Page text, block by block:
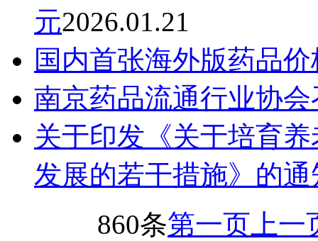
元2026.01.21
国内首张海外版药品
南京药品流通行业协
关于印发《关于培育
发展的若干措施》的通
860条第一页 上一